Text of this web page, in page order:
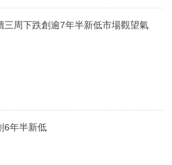
三周下跌創逾7年半新低市場觀望氣
6年半新低